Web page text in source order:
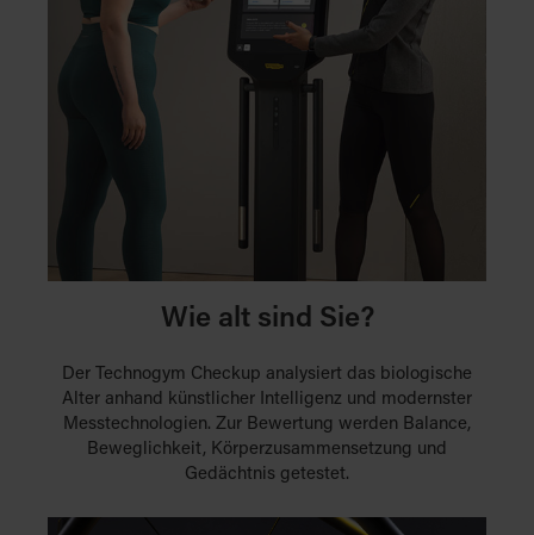
Wie alt sind Sie?
Der Technogym Checkup analysiert das biologische
Alter anhand künstlicher Intelligenz und modernster
Messtechnologien. Zur Bewertung werden Balance,
Beweglichkeit, Körperzusammensetzung und
Gedächtnis getestet.